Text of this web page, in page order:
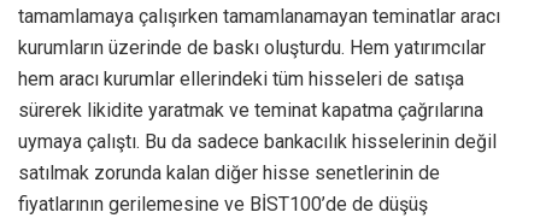
tamamlamaya çalışırken tamamlanamayan teminatlar aracı
kurumların üzerinde de baskı oluşturdu. Hem yatırımcılar
hem aracı kurumlar ellerindeki tüm hisseleri de satışa
sürerek likidite yaratmak ve teminat kapatma çağrılarına
uymaya çalıştı. Bu da sadece bankacılık hisselerinin değil
satılmak zorunda kalan diğer hisse senetlerinin de
fiyatlarının gerilemesine ve BİST100’de de düşüş